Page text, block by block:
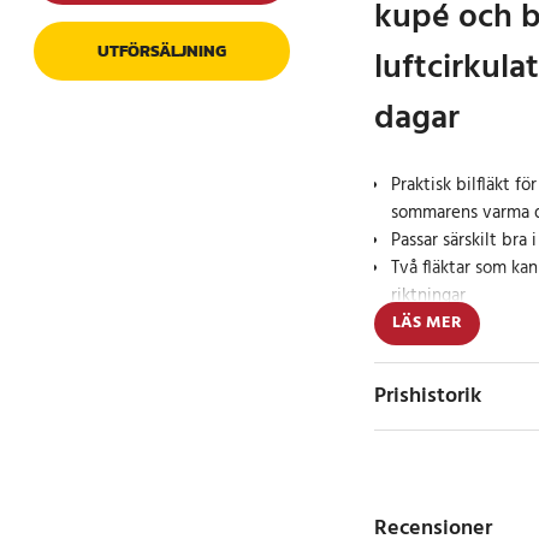
UTFÖRSÄLJNING
kupé och
dagar
Praktisk bilfläkt
sommarens varma
Passar särskilt
Två fläktar som
riktningar
Denna fläkt till
praktiskt alternativ
mer behaglig miljö i
LÄS MER
Prishistorik
Recensioner